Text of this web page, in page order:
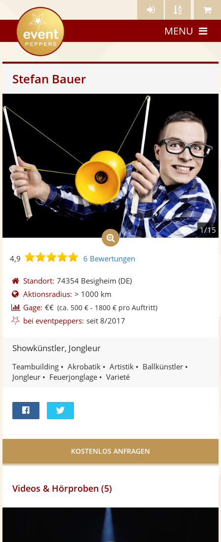
Künstler- Künstler Meine
eventpeppers
MENU
Stefan Bauer
1/15
4,9
4,9
5
Sternen
6 Bewertungen
Standort: 74354 Besigheim (DE)
Aktionsradius: > 1000 km
Gage: €€ (ca. 500 € - 1800 € pro Auftritt)
bei eventpeppers: seit 8/2017
Showkünstler, Jongleur
Teambuilding Akrobatik Artistik
Ballkünstler
Jongleur
Feuerjonglage Varieté
Facebook
Videos & Hörproben (5)